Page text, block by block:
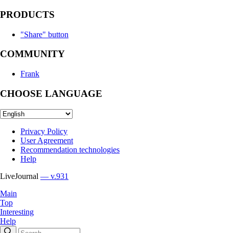
PRODUCTS
"Share" button
COMMUNITY
Frank
CHOOSE LANGUAGE
Privacy Policy
User Agreement
Recommendation technologies
Help
LiveJournal — v.931
Main
Top
Interesting
Help